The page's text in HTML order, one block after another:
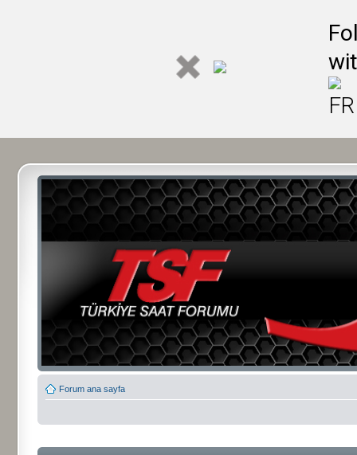
Forum ana sayfa